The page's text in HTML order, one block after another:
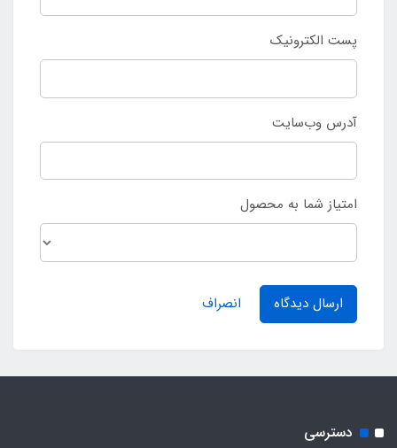
پست الکترونیک
آدرس وب‌سایت
امتیاز شما به محصول
ارسال دیدگاه انصراف
دسترسی